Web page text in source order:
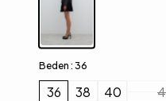
Beden : 36
36 38 40